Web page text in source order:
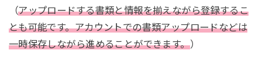
（アップロードする書類と情報を揃えながら登録するこ
とも可能です。アカウントでの書類アップロードなどは
一時保存しながら進めることができます。）